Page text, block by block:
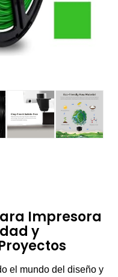
Impresora
y
el mundo del diseño y